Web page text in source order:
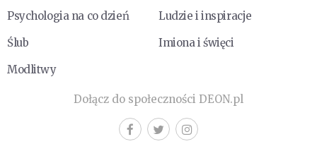
Psychologia na co dzień
Ludzie i inspiracje
Ślub
Imiona i święci
Modlitwy
Dołącz do społeczności DEON.pl